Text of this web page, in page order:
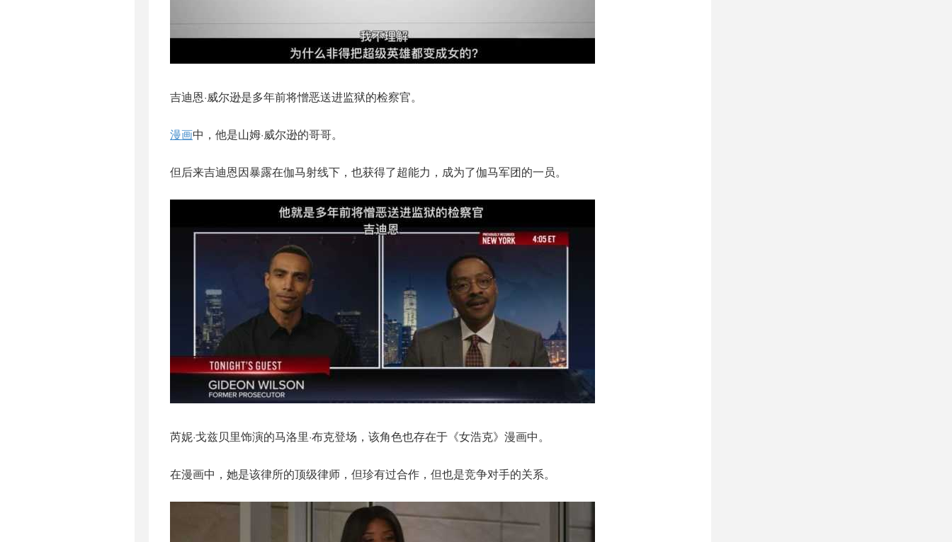
吉迪恩·威尔逊是多年前将憎恶送进监狱的检察官。
漫画中，他是山姆·威尔逊的哥哥。
但后来吉迪恩因暴露在伽马射线下，也获得了超能力，成为了伽马军团的一员。
芮妮·戈兹贝里饰演的马洛里·布克登场，该角色也存在于《女浩克》漫画中。
在漫画中，她是该律所的顶级律师，但珍有过合作，但也是竞争对手的关系。